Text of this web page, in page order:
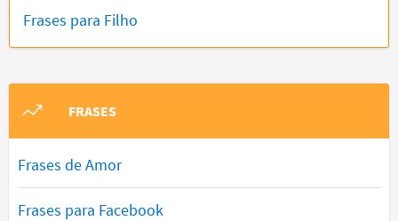
Frases para Filho
FRASES
Frases de Amor
Frases para Facebook